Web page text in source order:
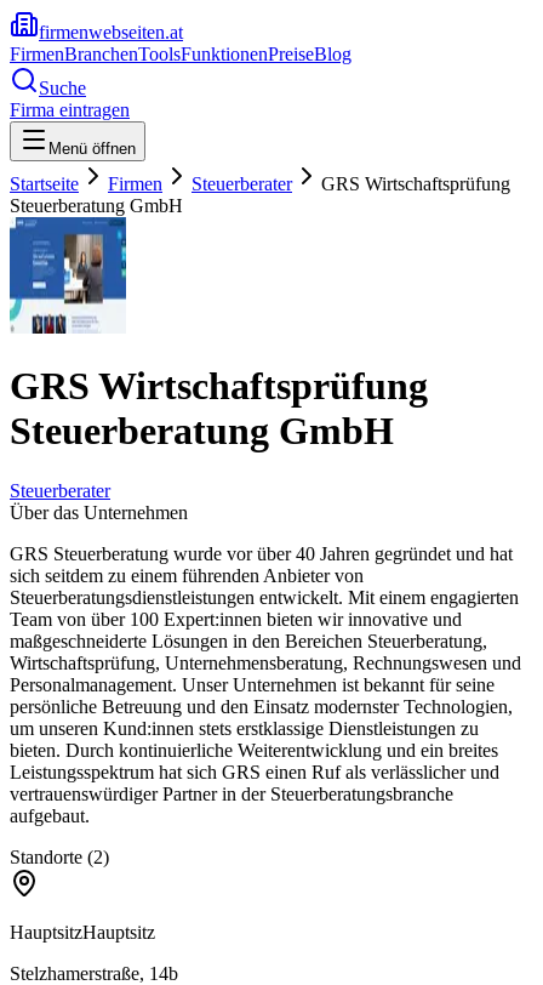
firmenwebseiten.at
FirmenBranchenToolsFunktionenPreiseBlog
Suche
Firma eintragen
Menü öffnen
Startseite Firmen Steuerberater
GRS Wirtschaftsprüfung
Steuerberatung GmbH
GRS Wirtschaftsprüfung
Steuerberatung GmbH
Steuerberater
Über das Unternehmen
GRS Steuerberatung wurde vor über 40 Jahren gegründet und hat
sich seitdem zu einem führenden Anbieter von
Steuerberatungsdienstleistungen entwickelt. Mit einem engagierten
Team von über 100 Expert:innen bieten wir innovative und
maßgeschneiderte Lösungen in den Bereichen Steuerberatung,
Wirtschaftsprüfung, Unternehmensberatung, Rechnungswesen und
Personalmanagement. Unser Unternehmen ist bekannt für seine
persönliche Betreuung und den Einsatz modernster Technologien,
um unseren Kund:innen stets erstklassige Dienstleistungen zu
bieten. Durch kontinuierliche Weiterentwicklung und ein breites
Leistungsspektrum hat sich GRS einen Ruf als verlässlicher und
vertrauenswürdiger Partner in der Steuerberatungsbranche
aufgebaut.
Standorte (2)
HauptsitzHauptsitz
Stelzhamerstraße, 14b